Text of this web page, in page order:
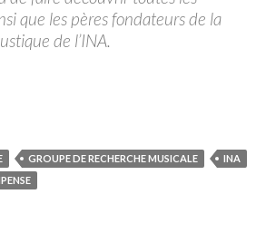
que les pères fondateurs de la
de l’INA.
GROUPE DE RECHERCHE MUSICALE
INA